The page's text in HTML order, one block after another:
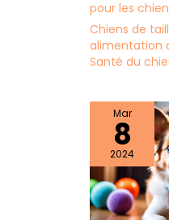
pour les
Chiens de
alimentation
Santé du
Mar
8
2024